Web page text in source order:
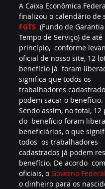
A Caixa Econômica
finalizou o calendário de
FGTS
(Fundo de
Tempo de Serviço) de até
princípio,  conforme
oficial de nosso site, 12
benefício já  foram
significa que todos os
trabalhadores
podem sacar o benefício.
Sendo assim, no total, 12
do  benefício foram
beneficiários, o que
todos  os trabalhadores
cadastrados já podem
benefício. De acordo
oficiais, o Governo Federal
o dinheiro para os